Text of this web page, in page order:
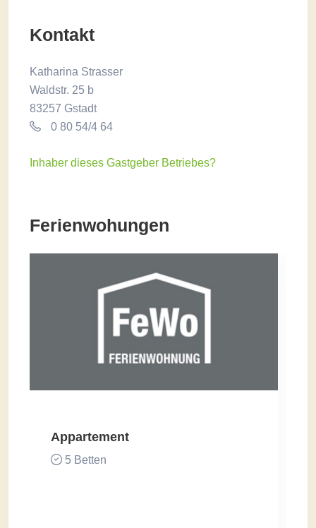
Kontakt
Katharina Strasser
Waldstr. 25 b
83257 Gstadt
0 80 54/4 64
Inhaber dieses Gastgeber Betriebes?
Ferienwohungen
Appartement
5 Betten